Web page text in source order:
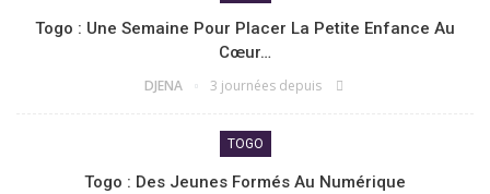
Togo : Une Semaine Pour Placer La Petite Enfance Au
Cœur…
DJENA 3 journées depuis
TOGO
Togo : Des Jeunes Formés Au Numérique